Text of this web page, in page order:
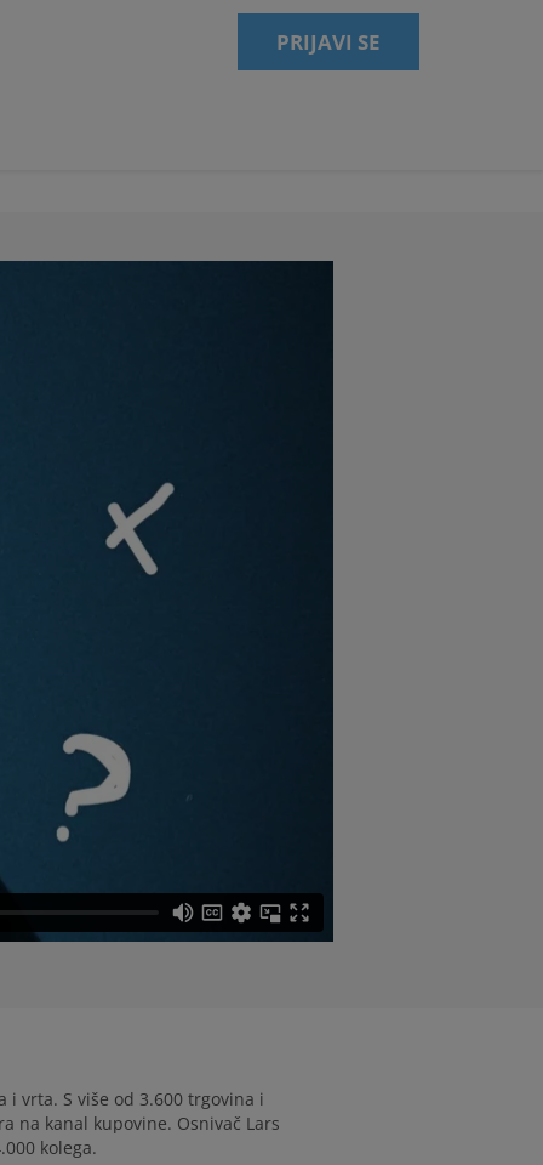
PRIJAVI SE
i vrta. S više od 3.600 trgovina i
na kanal kupovine. Osnivač Lars
kolega.